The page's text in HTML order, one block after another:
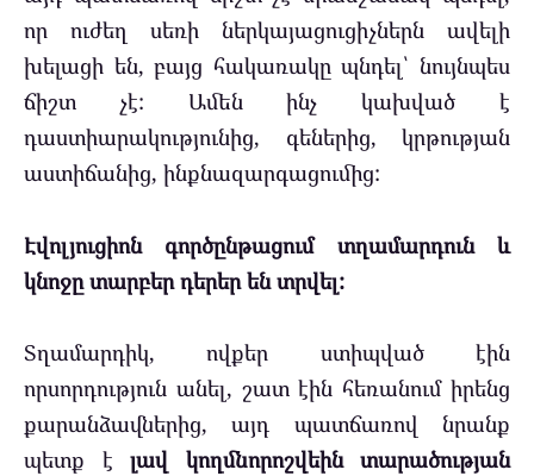
որ ուժեղ սեռի ներկայացուցիչներն ավելի
խելացի են, բայց հակառակը պնդել՝ նույնպես
ճիշտ չէ: Ամեն ինչ կախված է
դաստիարակությունից, գեներից, կրթության
աստիճանից, ինքնազարգացումից:
Էվոլյուցիոն գործընթացում տղամարդուն և
կնոջը տարբեր դերեր են տրվել:
Տղամարդիկ, ովքեր ստիպված էին
որսորդություն անել, շատ էին հեռանում իրենց
քարանձավներից, այդ պատճառով նրանք
պետք է լավ կողմնորոշվեին տարածության